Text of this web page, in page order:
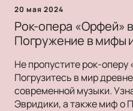
20 мая 2024
Рок-опера «Орфей»
Погружение в мифы
Не пропустите рок-
Погрузитесь в мир
современной музыки.
Эвридики, а также миф о